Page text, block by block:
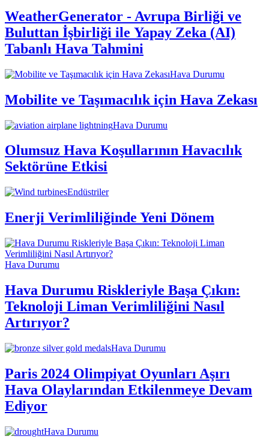
WeatherGenerator - Avrupa Birliği ve
Buluttan İşbirliği ile Yapay Zeka (AI)
Tabanlı Hava Tahmini
Hava Durumu
Mobilite ve Taşımacılık için Hava Zekası
Hava Durumu
Olumsuz Hava Koşullarının Havacılık
Sektörüne Etkisi
Endüstriler
Enerji Verimliliğinde Yeni Dönem
Hava Durumu
Hava Durumu Riskleriyle Başa Çıkın:
Teknoloji Liman Verimliliğini Nasıl
Artırıyor?
Hava Durumu
Paris 2024 Olimpiyat Oyunları Aşırı
Hava Olaylarından Etkilenmeye Devam
Ediyor
Hava Durumu